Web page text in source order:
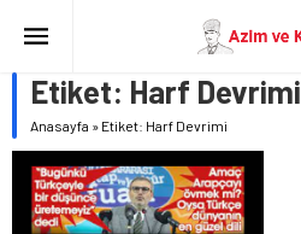
Etiket: Harf Devrimi
Anasayfa » Etiket: Harf Devrimi